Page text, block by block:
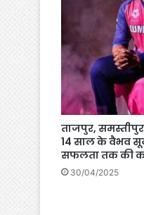
ताजपुर,
14 साल के वैभव
सफलता तक की
30/04/2025